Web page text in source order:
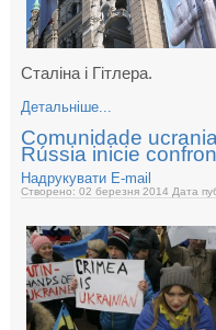
Сталіна і Гітлера.
Детальніше...
Comunidade
Rússia inicie
Надрукувати E-mail
Створено: 02 березня 2014 Дата